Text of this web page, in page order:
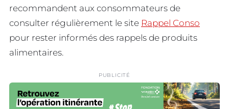
recommandent aux consommateurs de
consulter régulièrement le site Rappel Conso
pour rester informés des rappels de produits
alimentaires.
PUBLICITÉ